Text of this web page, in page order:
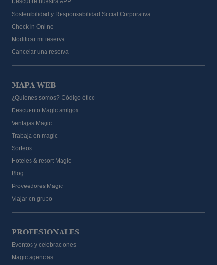
Sostenibilidad y Responsabilidad Social Corporativa
Check in Online
Modificar mi reserva
Cancelar una reserva
MAPA WEB
¿Quienes somos?-Código ético
Descuento Magic amigos
Ventajas Magic
Trabaja en magic
Sorteos
Hoteles & resort Magic
Blog
Proveedores Magic
Viajar en grupo
PROFESIONALES
Eventos y celebraciones
Magic agencias